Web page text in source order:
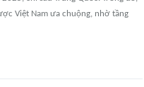
Việt Nam ưa chuộng, nhờ tầng